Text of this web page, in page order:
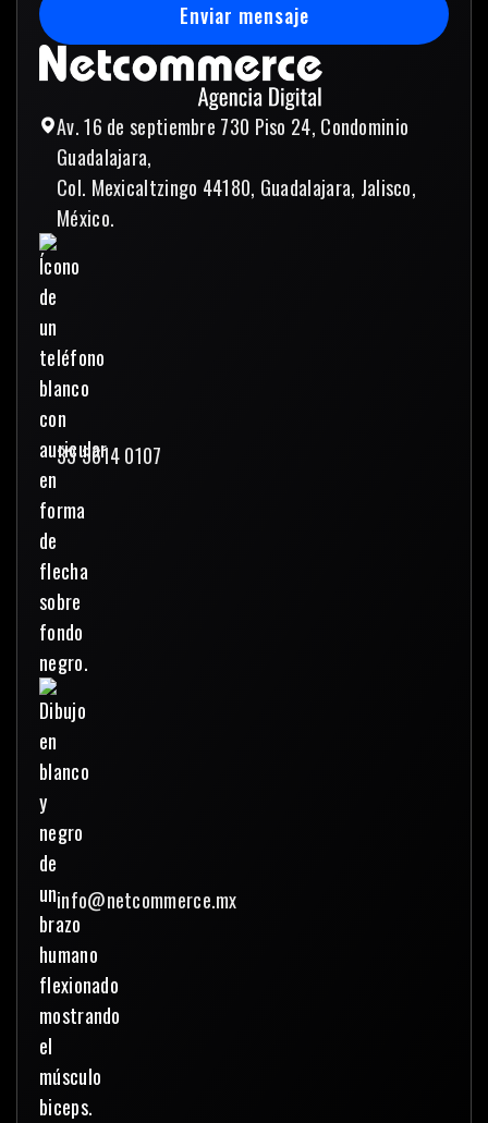
Av. 16 de septiembre 730 Piso 24, Condominio
Guadalajara,
Col. Mexicaltzingo 44180, Guadalajara, Jalisco,
México.
33 3614 0107
info@netcommerce.mx
Enviar mensaje
Enviar mensaje